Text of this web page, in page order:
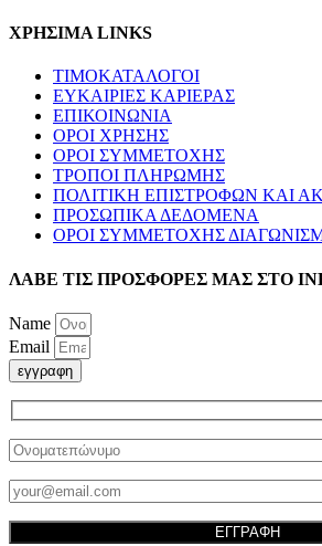
ΧΡΗΣΙΜΑ LINKS
ΤΙΜΟΚΑΤΑΛΟΓΟΙ
ΕΥΚΑΙΡΙΕΣ ΚΑΡΙΕΡΑΣ
ΕΠΙΚΟΙΝΩΝΙΑ
ΟΡΟΙ ΧΡΗΣΗΣ
ΟΡΟΙ ΣΥΜΜΕΤΟΧΗΣ
ΤΡΟΠΟΙ ΠΛΗΡΩΜΗΣ
ΠΟΛΙΤΙΚΗ ΕΠΙΣΤΡΟΦΩΝ ΚΑΙ
ΠΡΟΣΩΠΙΚΑ ΔΕΔΟΜΕΝΑ
ΟΡΟΙ ΣΥΜΜΕΤΟΧΗΣ
ΛΑΒΕ ΤΙΣ ΠΡΟΣΦΟΡΕΣ ΜΑΣ ΣΤΟ
Name
Email
εγγραφη